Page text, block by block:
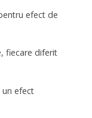
efect de
fiecare diferit
un efect